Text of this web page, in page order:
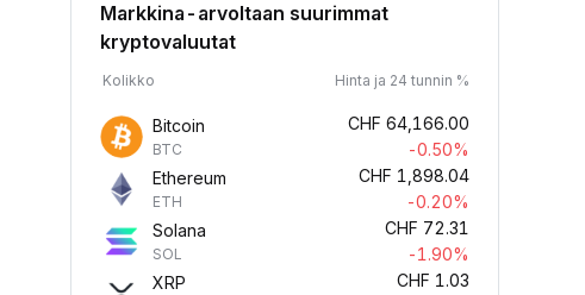
Markkina-arvoltaan suurimmat
kryptovaluutat
Kolikko Hinta ja 24 tunnin %
Bitcoin
BTC
CHF 64,166.00
-0.50%
Ethereum
ETH
CHF 1,898.04
-0.20%
Solana
SOL
CHF 72.31
-1.90%
XRP
CHF 1.03